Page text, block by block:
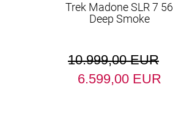
Trek Madone SLR 7 56
Deep Smoke
10.999,00 EUR
6.599,00 EUR